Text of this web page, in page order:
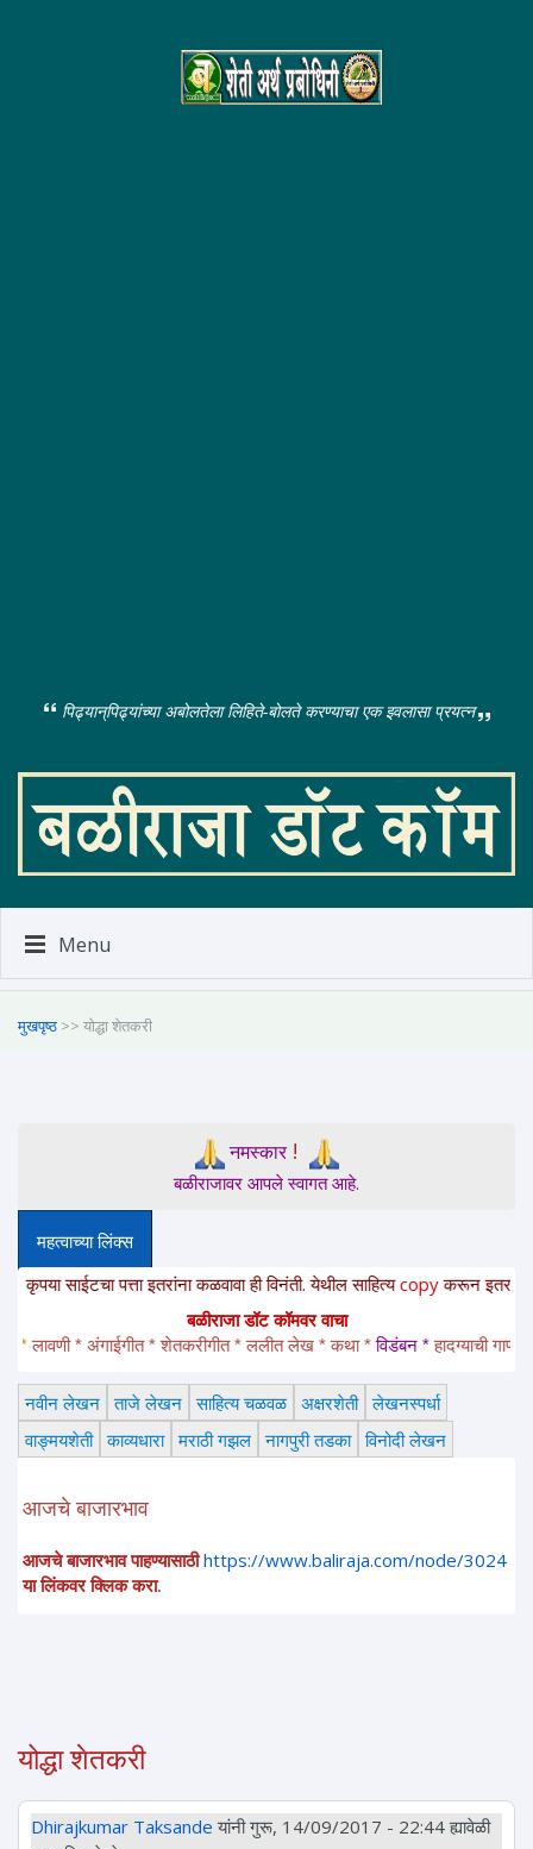
पिढ्यान्‌पिढ्यांच्या अबोलतेला लिहिते-बोलते करण्याचा एक इवलासा प्रयत्न
Menu
मुखपृष्ठ >> योद्धा शेतकरी
नमस्कार!
बळीराजावर आपले स्वागत आहे.
महत्वाच्या लिंक्स
पत्ता इतरांना कळवावा ही विनंती. येथील साहित्यcopyकरून इतरांनाpaste
बळीराजा डॉट कॉमवर वाचा
* अंगाईगीत * शेतकरीगीत * ललीत लेख * कथा * विडंबन * हादग्याची गाणी *
नवीन लेखन ताजे लेखन साहित्य चळवळ अक्षरशेती लेखनस्पर्धा
वाङ्मयशेती काव्यधारा मराठी गझल नागपुरी तडका विनोदी लेखन
आजचे बाजारभाव
आजचे बाजारभाव पाहण्यासाठी https://www.baliraja.com/node/3024
या लिंकवर क्लिक करा.
योद्धा शेतकरी
Dhirajkumar Taksande यांनी गुरू, 14/09/2017 - 22:44 ह्यावेळी